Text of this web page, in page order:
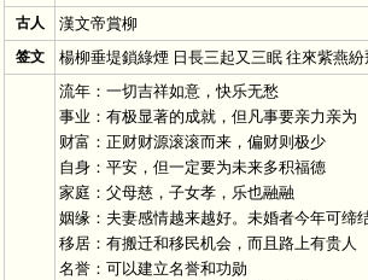
古人 漢文帝賞柳
签文 楊柳垂堤鎖綠煙 日長三起又三眠 往來紫燕
流年：一切吉祥如意，快乐无愁
事业：有极显著的成就，但凡事要亲力亲为
财富：正财财源滚滚而来，偏财则极少
自身：平安，但一定要为未来多积福德
家庭：父母慈，子女孝，乐也融融
姻缘：夫妻感情越来越好。未婚者今年可缔
移居：有搬迁和移民机会，而且路上有贵人
名誉：可以建立名誉和功勋